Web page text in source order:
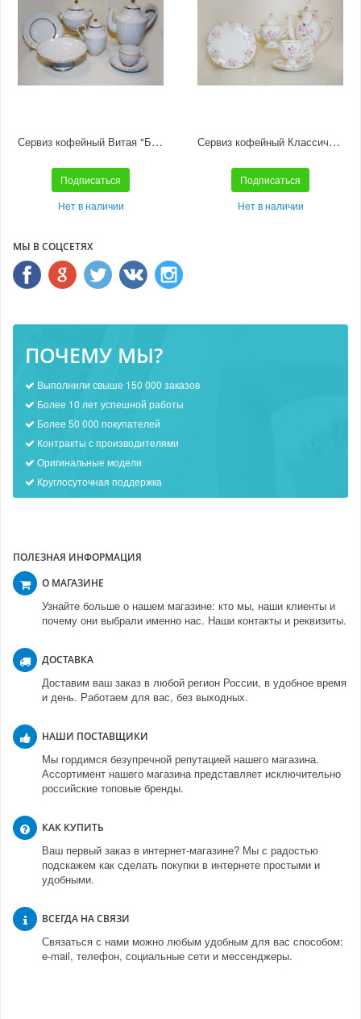
Сервиз кофейный Витая "Белоснежка" 6/22
Подписаться
Нет в наличии
Сервиз кофейный Классическая-2 "Галантный" 6/20
Подписаться
Нет в наличии
МЫ В СОЦСЕТЯХ
ПОЧЕМУ МЫ?
Выполнили свыше 150 000 заказов
Более 10 лет успешной работы
Более 50 000 покупателей
Контракты с производителями
Оригинальные модели
Круглосуточная поддержка
ПОЛЕЗНАЯ ИНФОРМАЦИЯ
О МАГАЗИНЕ
Узнайте больше о нашем магазине: кто мы, наши клиенты и
почему они выбрали именно нас. Наши контакты и реквизиты.
ДОСТАВКА
Доставим ваш заказ в любой регион России, в удобное время
и день. Работаем для вас, без выходных.
НАШИ ПОСТАВЩИКИ
Мы гордимся безупречной репутацией нашего магазина.
Ассортимент нашего магазина представляет исключительно
российские топовые бренды.
КАК КУПИТЬ
Ваш первый заказ в интернет-магазине? Мы с радостью
подскажем как сделать покупки в интернете простыми и
удобными.
ВСЕГДА НА СВЯЗИ
Связаться с нами можно любым удобным для вас способом:
e-mail, телефон, социальные сети и мессенджеры.